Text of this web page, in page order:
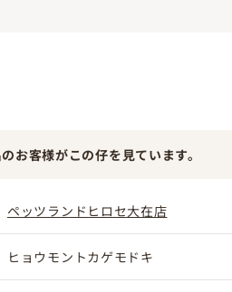
お客様がこの仔を見ています。
ペッツランドヒロセ大在店
ヒョウモントカゲモドキ